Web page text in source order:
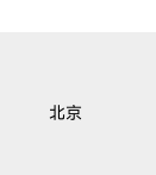
北京